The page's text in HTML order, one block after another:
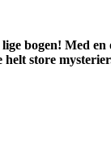
bogen! Med en
helt store